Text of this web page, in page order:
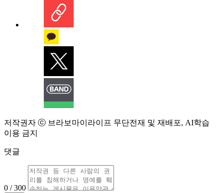
저작권자 ⓒ 브라보마이라이프 무단전재 및 재배포, AI학습
이용 금지
댓글
0 / 300